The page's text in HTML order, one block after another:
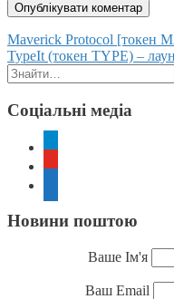
Posts
navigation
Maverick Protocol [токен
TypeIt (токен TYPE) –
Пошук:
Соціальні медіа
Новини поштою
Ваше Ім'я
Ваш Email